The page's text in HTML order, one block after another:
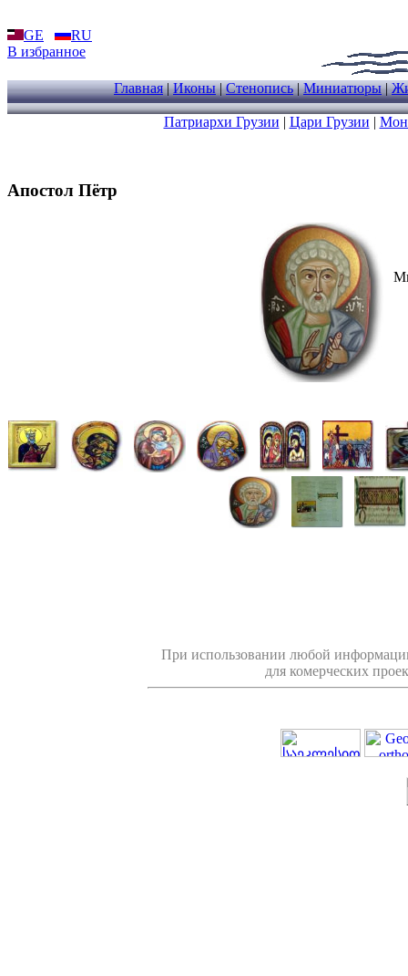
GE
RU
В избранное
Главная|Иконы|Стенопись|Миниатюры|
Патриархи Грузии | Цари Грузии |
Апостол Пётр
При использовании любой
для комерческих